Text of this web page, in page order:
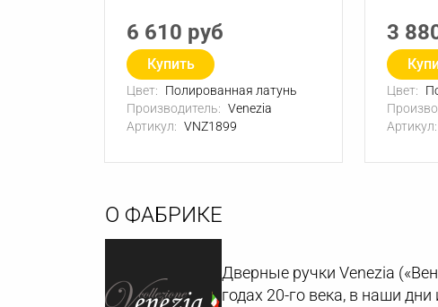
6 610 руб
Купить
Цвет:
Полированная латунь
Производитель: Venezia
Артикул: VNZ1899
3
Цвет:
Артикул:
О ФАБРИКЕ
Дверные ручки Venezia
годах 20-го века, в наши